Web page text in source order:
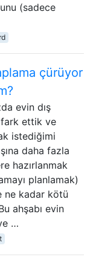
(sadece
çürüyor
evin dış
fark ettik ve
istediğimi
daha fazla
hazırlanmak
planlamak)
ne kadar kötü
ahşabı evin
…